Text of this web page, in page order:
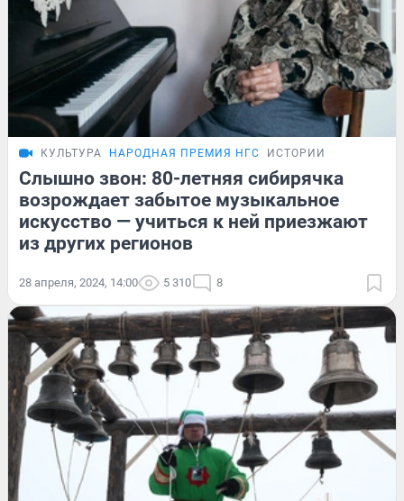
КУЛЬТУРА НАРОДНАЯ ПРЕМИЯ НГС ИСТОРИИ
Слышно звон: 80-летняя сибирячка
возрождает забытое музыкальное
искусство — учиться к ней приезжают
из других регионов
28 апреля, 2024, 14:00 5 310 8